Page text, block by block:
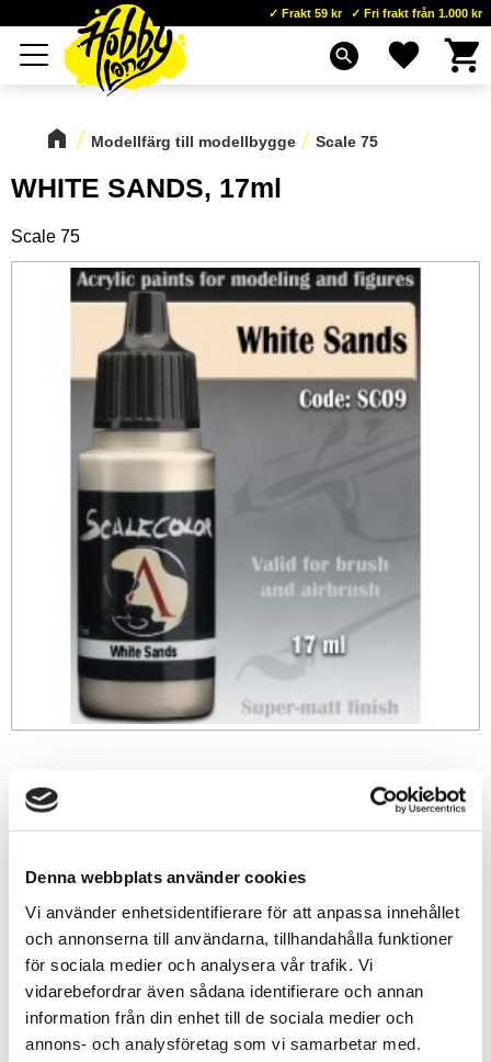
Denna webbplats använder cookies
Vi använder enhetsidentifierare för att anpassa innehållet
och annonserna till användarna, tillhandahålla funktioner
för sociala medier och analysera vår trafik. Vi
vidarebefordrar även sådana identifierare och annan
information från din enhet till de sociala medier och
annons- och analysföretag som vi samarbetar med.
Meny
Frakt 59 kr Fri frakt från 1.000 kr
search Favoriter
Modellfärg till modellbygge Scale 75
WHITE SANDS, 17ml
Scale 75
49sek
Lägg till i favoriter
Lagerstatus
Artikelnr
SC009
Leveranstid
skickas från oss inom 0-1 vardagar